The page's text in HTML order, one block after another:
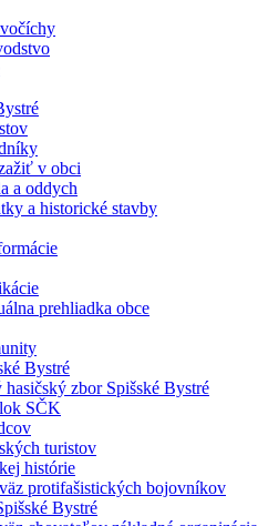
v obci
a oddych
a historické stavby
prehliadka obce
Bystré
zbor Spišské Bystré
SČK
turistov
histórie
protifašistických bojovníkov
Bystré